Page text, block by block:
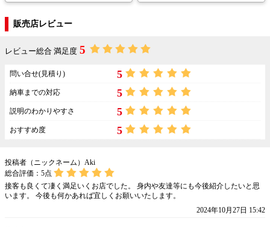
販売店レビュー
レビュー総合 満足度 5
問い合せ(見積り) 5
納車までの対応 5
説明のわかりやすさ 5
おすすめ度 5
投稿者（ニックネーム）Aki
総合評価： 5点
接客も良くて凄く満足いくお店でした。 身内や友達等にも今後紹介したいと思
います。 今後も何かあれば宜しくお願いいたします。
2024年10月27日 15:42